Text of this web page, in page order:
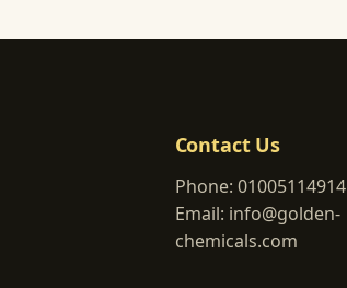
Contact Us
Phone: 01005114914
Email: info@golden-
chemicals.com